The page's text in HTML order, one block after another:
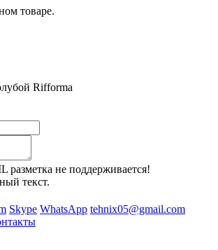
товаре.
Rifforma
разметка не поддерживается!
текст.
Skype WhatsApp tehnix05@gmail.com